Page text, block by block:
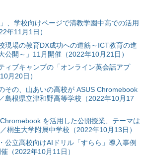
、学校向けページで清教学園中高での活用
年11月1日）
現場の教育DX成功への道筋～ICT教育の進
公開～」11月開催（2022年10月21日）
ィブキャンプの「オンライン英会話アプ
月20日）
その、山あいの高校が ASUS Chromebook
島根県立津和野高等学校（2022年10月17
を活用した公開授業、テーマは
桐生大学附属中学校（2022年10月13日）
公立高校向けAIドリル「すらら」導入事例
（2022年10月11日）